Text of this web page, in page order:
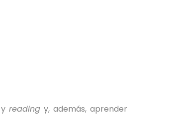
y reading y, además, aprender